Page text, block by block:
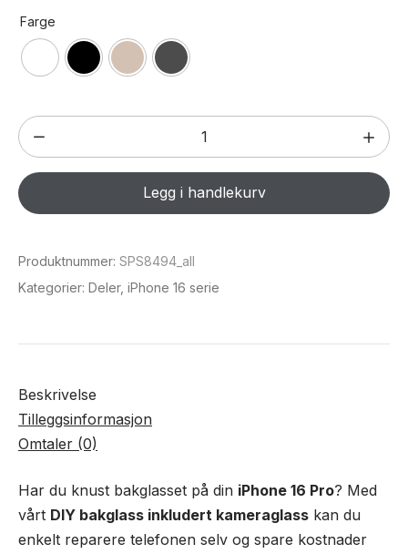
Farge
DIY
Bakglass
(inkl
kameraglass)
iPhone
16
Legg i handlekurv
Produktnummer: SPS8494_all
Kategorier: Deler, iPhone 16 serie
Beskrivelse
Tilleggsinformasjon
Omtaler (0)
Har du knust bakglasset på din iPhone 16 Pro? Med
vårt DIY bakglass inkludert kameraglass kan du
enkelt reparere telefonen selv og spare kostnader